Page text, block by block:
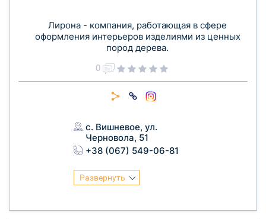
Лирона - компания, работающая в сфере
оформления интерьеров изделиями из ценных
пород дерева.
0
с. Вишневое, ул.
Черновола, 51
+38 (067) 549-06-81
Развернуть